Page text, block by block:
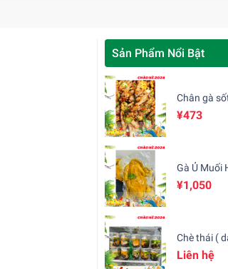
Sản Phẩm Nổi Bật
Chân gà
¥473
Gà Ủ Muối
¥1,050
Chè thái (
Liên hệ